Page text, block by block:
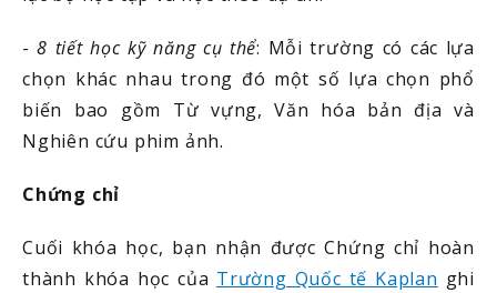
-8 tiết học kỹ năng cụ thể: Mỗi trường có các lựa
chọn khác nhau trong đó một số lựa chọn phổ
biến bao gồm Từ vựng, Văn hóa bản địa và
Nghiên cứu phim ảnh.
Chứng chỉ
Cuối khóa học, bạn nhận được Chứng chỉ hoàn
thành khóa học của Trường Quốc tế Kaplan ghi